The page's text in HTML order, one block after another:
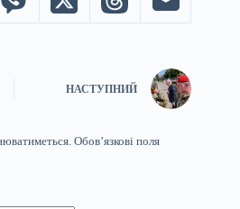
НАСТУПНИЙ
Обов’язкові поля